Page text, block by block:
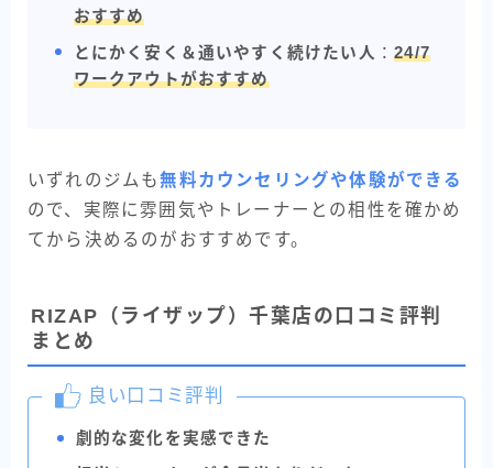
おすすめ
とにかく安く＆通いやすく続けたい人 ：24/7
ワークアウトがおすすめ
いずれのジムも無料カウンセリングや体験ができる
ので、実際に雰囲気やトレーナーとの相性を確かめ
てから決めるのがおすすめです。
RIZAP（ライザップ）千葉店の口コミ評判
まとめ
良い口コミ評判
劇的な変化を実感できた
BEYOND